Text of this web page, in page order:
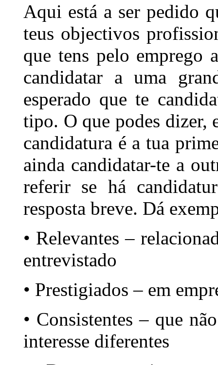
Aqui está a ser pedido
teus objectivos
que tens pelo emprego
candidatar a uma
esperado que te
tipo. O que podes dizer,
candidatura é a tua
ainda candidatar-te a
referir se há
resposta breve. Dá
• Relevantes –
entrevistado
• Prestigiados – em
• Consistentes – que
interesse diferentes